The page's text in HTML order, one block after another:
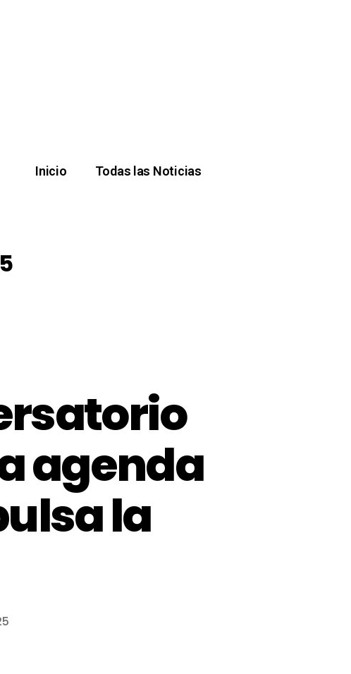
Inicio Todas las Noticias
agenda
la